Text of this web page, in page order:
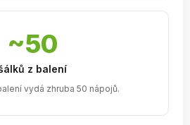
~50
z balení
vydá zhruba 50 nápojů.